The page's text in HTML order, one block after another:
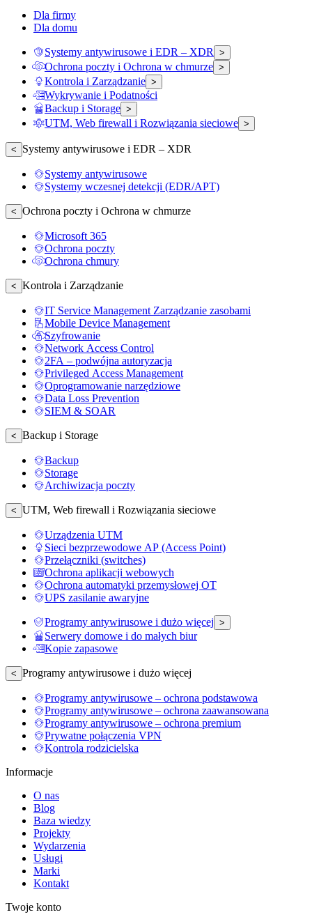
Dla firmy
Dla domu
Systemy antywirusowe i EDR – XDR >
Ochrona poczty i Ochrona w chmurze >
Kontrola i Zarządzanie >
Wykrywanie i Podatności
Backup i Storage >
UTM, Web firewall i Rozwiązania sieciowe >
< Systemy antywirusowe i EDR – XDR
Systemy antywirusowe
Systemy wczesnej detekcji (EDR/APT)
< Ochrona poczty i Ochrona w chmurze
Microsoft 365
Ochrona poczty
Ochrona chmury
< Kontrola i Zarządzanie
IT Service Management Zarządzanie zasobami
Mobile Device Management
Szyfrowanie
Network Access Control
2FA – podwójna autoryzacja
Privileged Access Management
Oprogramowanie narzędziowe
Data Loss Prevention
SIEM & SOAR
< Backup i Storage
Backup
Storage
Archiwizacja poczty
< UTM, Web firewall i Rozwiązania sieciowe
Urządzenia UTM
Sieci bezprzewodowe AP (Access Point)
Przełączniki (switches)
Ochrona aplikacji webowych
Ochrona automatyki przemysłowej OT
UPS zasilanie awaryjne
Programy antywirusowe i dużo więcej >
Serwery domowe i do małych biur
Kopie zapasowe
< Programy antywirusowe i dużo więcej
Programy antywirusowe – ochrona podstawowa
Programy antywirusowe – ochrona zaawansowana
Programy antywirusowe – ochrona premium
Prywatne połączenia VPN
Kontrola rodzicielska
Informacje
O nas
Blog
Baza wiedzy
Projekty
Wydarzenia
Usługi
Marki
Kontakt
Twoje konto